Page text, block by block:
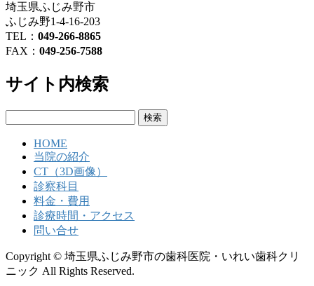
埼玉県ふじみ野市
ふじみ野1-4-16-203
TEL： 049-266-8865
FAX： 049-256-7588
サイト内検索
HOME
当院の紹介
CT（3D画像）
診察科目
料金・費用
診療時間・アクセス
問い合せ
Copyright © 埼玉県ふじみ野市の歯科医院・いれい歯科クリ
ニック All Rights Reserved.